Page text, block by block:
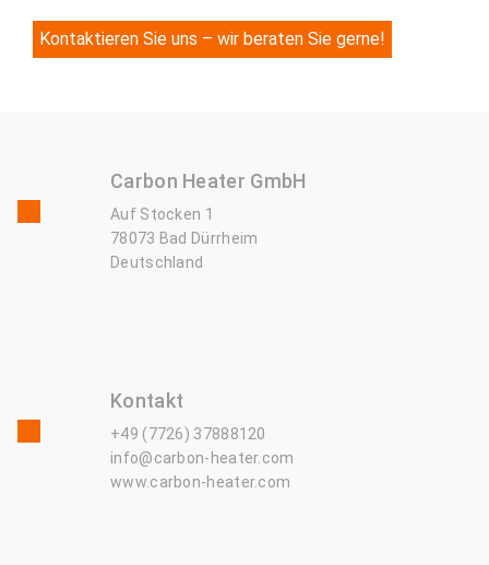
Kontaktieren Sie uns – wir beraten Sie gerne!
Carbon Heater GmbH
Auf Stocken 1
78073 Bad Dürrheim
Deutschland
Kontakt
+49 (7726) 37888120
info@carbon-heater.com
www.carbon-heater.com